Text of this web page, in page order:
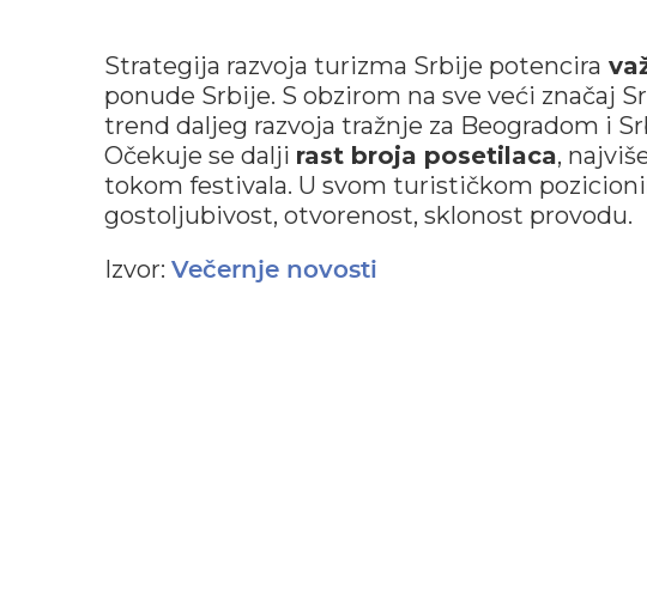
Strategija razvoja turizma Srbije potencira
ponude Srbije. S obzirom na sve veći značaj
trend daljeg razvoja tražnje za Beogradom i
Očekuje se dalji rast broja posetilaca,
tokom festivala. U svom turističkom
gostoljubivost, otvorenost, sklonost provodu.
Izvor: Večernje novosti